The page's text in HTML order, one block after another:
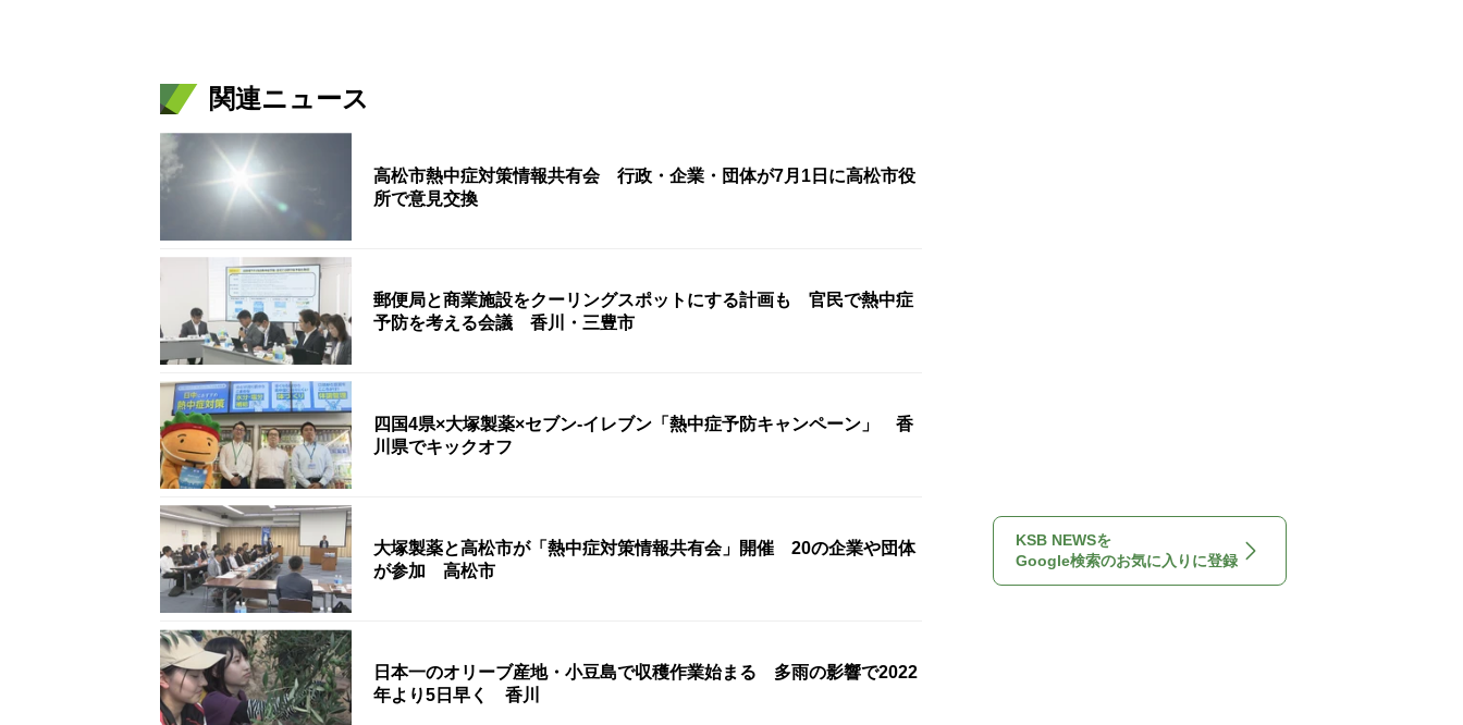
関連ニュース
高松市熱中症対策情報共有会 行政・企業・団体が7月1日に高松市役
所で意見交換
郵便局と商業施設をクーリングスポットにする計画も 官民で熱中症
予防を考える会議 香川・三豊市
四国4県×大塚製薬×セブン-イレブン「熱中症予防キャンペーン」 香
川県でキックオフ
大塚製薬と高松市が「熱中症対策情報共有会」開催 20の企業や団体
が参加 高松市
日本一のオリーブ産地・小豆島で収穫作業始まる 多雨の影響で2022
年より5日早く 香川
KSB NEWSを
Google検索のお気に入りに登録